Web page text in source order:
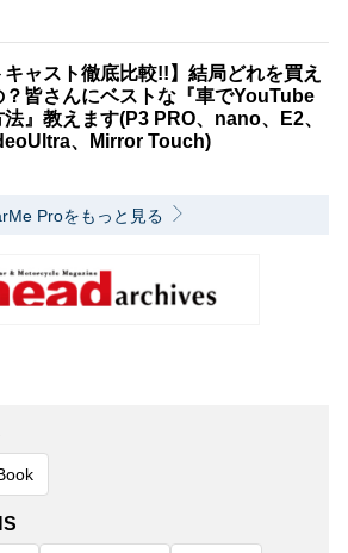
キャスト徹底比較!!】結局どれを買え
？皆さんにベストな『車でYouTube
』教えます(P3 PRO、nano、E2、
、Mirror Touch)
Proをもっと見る